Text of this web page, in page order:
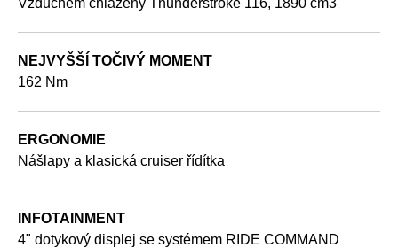
NEJVYŠŠÍ TOČIVÝ MOMENT
162 Nm
ERGONOMIE
Nášlapy a klasická cruiser řídítka
INFOTAINMENT
4" dotykový displej se systémem RIDE COMMAND